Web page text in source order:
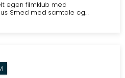
egen filmklub med
Smed med samtale og